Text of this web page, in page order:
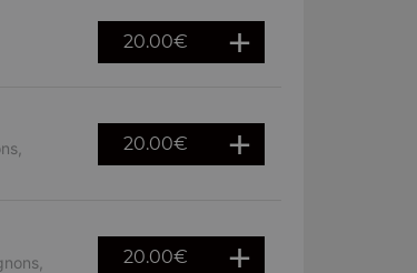
20.00€
20.00€
20.00€